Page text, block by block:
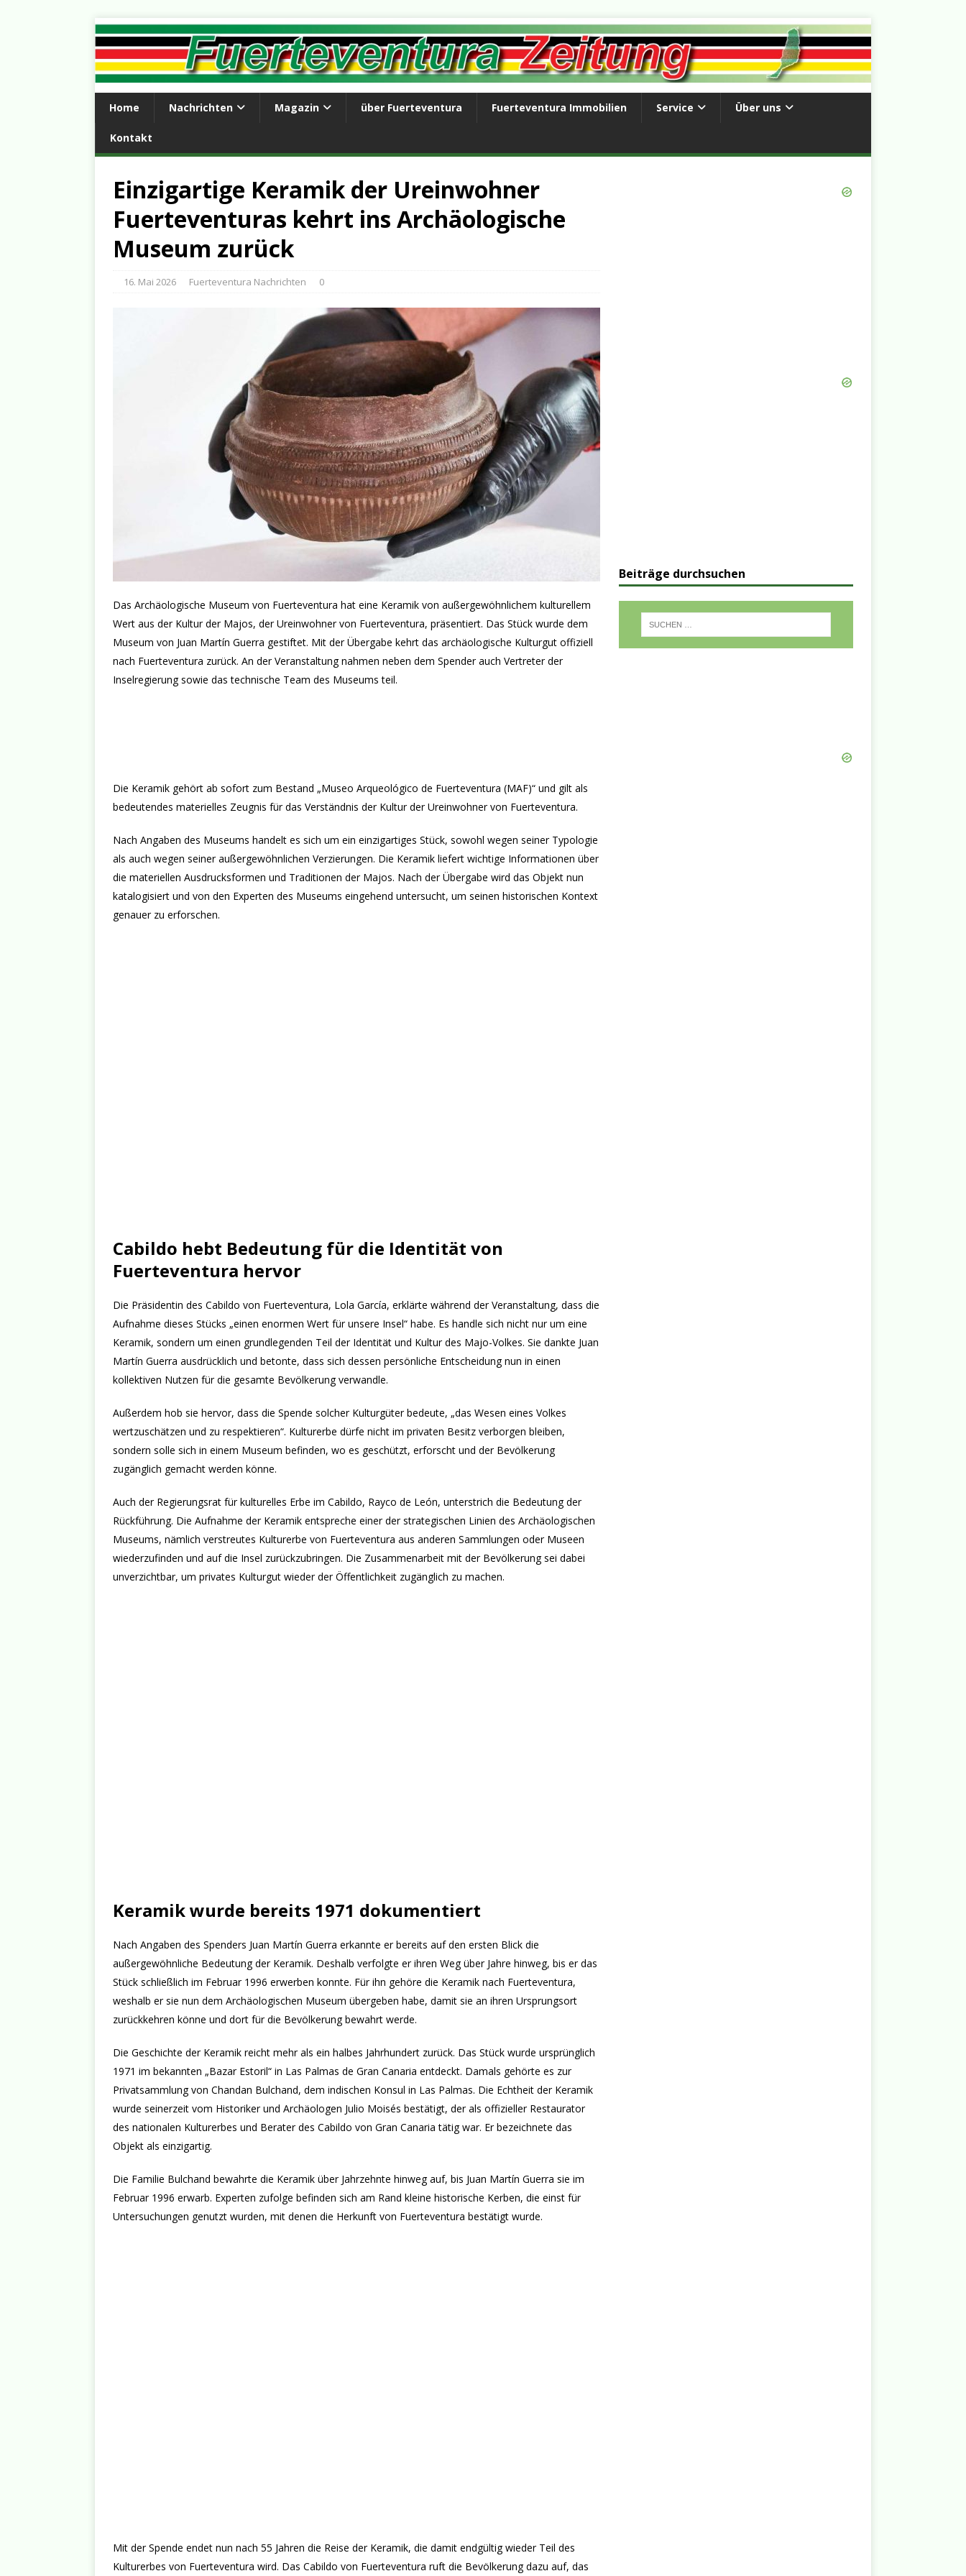
Home Nachrichten Magazin über Fuerteventura Fuerteventura Immobilien Service Über uns
Kontakt
Einzigartige Keramik der Ureinwohner
Fuerteventuras kehrt ins Archäologische
Museum zurück
16. Mai 2026 Fuerteventura Nachrichten 0
Das Archäologische Museum von Fuerteventura hat eine Keramik von außergewöhnlichem kulturellem
Wert aus der Kultur der Majos, der Ureinwohner von Fuerteventura, präsentiert. Das Stück wurde dem
Museum von Juan Martín Guerra gestiftet. Mit der Übergabe kehrt das archäologische Kulturgut offiziell
nach Fuerteventura zurück. An der Veranstaltung nahmen neben dem Spender auch Vertreter der
Inselregierung sowie das technische Team des Museums teil.
Die Keramik gehört ab sofort zum Bestand „Museo Arqueológico de Fuerteventura (MAF)“ und gilt als
bedeutendes materielles Zeugnis für das Verständnis der Kultur der Ureinwohner von Fuerteventura.
Nach Angaben des Museums handelt es sich um ein einzigartiges Stück, sowohl wegen seiner Typologie
als auch wegen seiner außergewöhnlichen Verzierungen. Die Keramik liefert wichtige Informationen über
die materiellen Ausdrucksformen und Traditionen der Majos. Nach der Übergabe wird das Objekt nun
katalogisiert und von den Experten des Museums eingehend untersucht, um seinen historischen Kontext
genauer zu erforschen.
Cabildo hebt Bedeutung für die Identität von
Fuerteventura hervor
Die Präsidentin des Cabildo von Fuerteventura, Lola García, erklärte während der Veranstaltung, dass die
Aufnahme dieses Stücks „einen enormen Wert für unsere Insel“ habe. Es handle sich nicht nur um eine
Keramik, sondern um einen grundlegenden Teil der Identität und Kultur des Majo-Volkes. Sie dankte Juan
Martín Guerra ausdrücklich und betonte, dass sich dessen persönliche Entscheidung nun in einen
kollektiven Nutzen für die gesamte Bevölkerung verwandle.
Außerdem hob sie hervor, dass die Spende solcher Kulturgüter bedeute, „das Wesen eines Volkes
wertzuschätzen und zu respektieren“. Kulturerbe dürfe nicht im privaten Besitz verborgen bleiben,
sondern solle sich in einem Museum befinden, wo es geschützt, erforscht und der Bevölkerung
zugänglich gemacht werden könne.
Auch der Regierungsrat für kulturelles Erbe im Cabildo, Rayco de León, unterstrich die Bedeutung der
Rückführung. Die Aufnahme der Keramik entspreche einer der strategischen Linien des Archäologischen
Museums, nämlich verstreutes Kulturerbe von Fuerteventura aus anderen Sammlungen oder Museen
wiederzufinden und auf die Insel zurückzubringen. Die Zusammenarbeit mit der Bevölkerung sei dabei
unverzichtbar, um privates Kulturgut wieder der Öffentlichkeit zugänglich zu machen.
Keramik wurde bereits 1971 dokumentiert
Nach Angaben des Spenders Juan Martín Guerra erkannte er bereits auf den ersten Blick die
außergewöhnliche Bedeutung der Keramik. Deshalb verfolgte er ihren Weg über Jahre hinweg, bis er das
Stück schließlich im Februar 1996 erwerben konnte. Für ihn gehöre die Keramik nach Fuerteventura,
weshalb er sie nun dem Archäologischen Museum übergeben habe, damit sie an ihren Ursprungsort
zurückkehren könne und dort für die Bevölkerung bewahrt werde.
Die Geschichte der Keramik reicht mehr als ein halbes Jahrhundert zurück. Das Stück wurde ursprünglich
1971 im bekannten „Bazar Estoril“ in Las Palmas de Gran Canaria entdeckt. Damals gehörte es zur
Privatsammlung von Chandan Bulchand, dem indischen Konsul in Las Palmas. Die Echtheit der Keramik
wurde seinerzeit vom Historiker und Archäologen Julio Moisés bestätigt, der als offizieller Restaurator
des nationalen Kulturerbes und Berater des Cabildo von Gran Canaria tätig war. Er bezeichnete das
Objekt als einzigartig.
Die Familie Bulchand bewahrte die Keramik über Jahrzehnte hinweg auf, bis Juan Martín Guerra sie im
Februar 1996 erwarb. Experten zufolge befinden sich am Rand kleine historische Kerben, die einst für
Untersuchungen genutzt wurden, mit denen die Herkunft von Fuerteventura bestätigt wurde.
Mit der Spende endet nun nach 55 Jahren die Reise der Keramik, die damit endgültig wieder Teil des
Kulturerbes von Fuerteventura wird. Das Cabildo von Fuerteventura ruft die Bevölkerung dazu auf, das
Beiträge durchsuchen